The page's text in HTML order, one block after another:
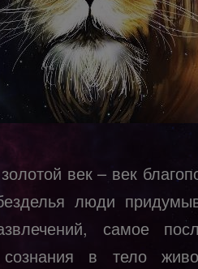
век – век
люди
самое
сознания в тело